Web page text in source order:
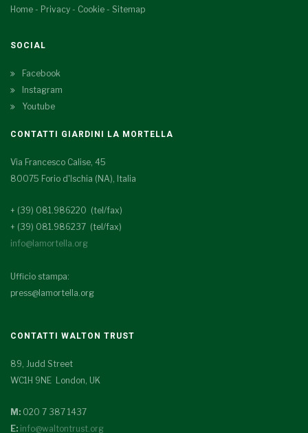
Home - Privacy - Cookie - Sitemap
SOCIAL
Facebook
Instagram
Youtube
CONTATTI GIARDINI LA MORTELLA
Via Francesco Calise, 45
80075 Forio d'Ischia (NA), Italia
+ (39) 081.986220 (tel/fax)
+ (39) 081.986237 (tel/fax)
info@lamortella.org
Ufficio stampa:
press@lamortella.org
CONTATTI WALTON TRUST
89, Judd Street
WC1H 9NE London, UK
M: 020 7 387 1437
E: info@waltontrust.org